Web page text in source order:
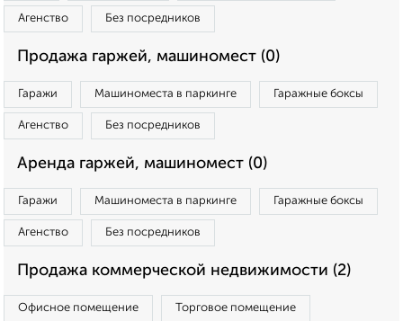
Агенство Без посредников
Продажа гаржей, машиномест (0)
Гаражи Машиноместа в паркинге Гаражные боксы
Агенство Без посредников
Аренда гаржей, машиномест (0)
Гаражи Машиноместа в паркинге Гаражные боксы
Агенство Без посредников
Продажа коммерческой недвижимости (2)
Офисное помещение Торговое помещение